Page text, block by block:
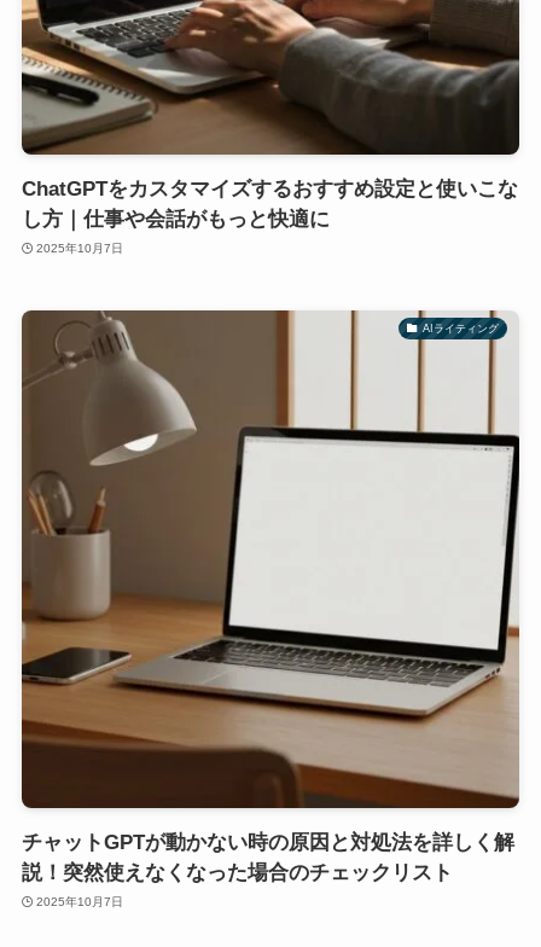
ChatGPTをカスタマイズするおすすめ設定と使いこな
し方｜仕事や会話がもっと快適に
2025年10月7日
AIライティング
チャットGPTが動かない時の原因と対処法を詳しく解
説！突然使えなくなった場合のチェックリスト
2025年10月7日